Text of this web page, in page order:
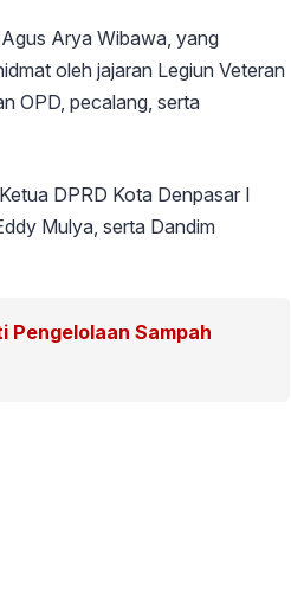
Arya Wibawa, yang
oleh jajaran Legiun Veteran
OPD, pecalang, serta
DPRD Kota Denpasar I
Mulya, serta Dandim
Pengelolaan Sampah